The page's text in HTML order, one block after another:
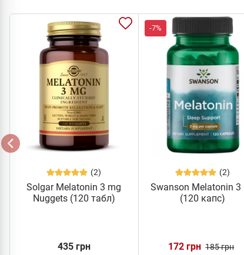
(2)
Solgar Melatonin 3 mg
Nuggets (120 табл)
435 грн
-7%
(2)
Swanson Melatonin 3
(120 капс)
172 грн 185 грн